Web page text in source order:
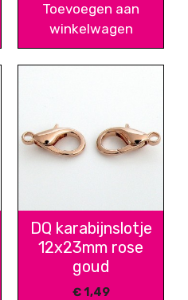
Toevoegen aan
winkelwagen
DQ karabijnslotje
12x23mm rose
goud
€1,49